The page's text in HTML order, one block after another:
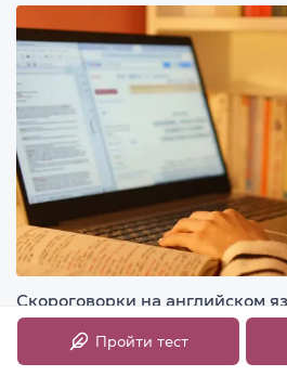
Скороговорки на английском
переводом
3 минуты
Пройти тест